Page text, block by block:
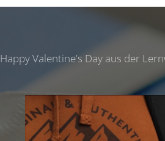
Happy Valentine's Day aus der